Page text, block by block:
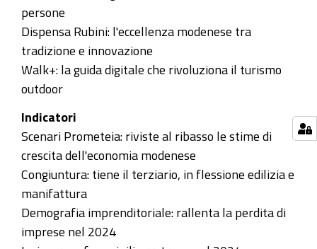
persone
Dispensa Rubini: l'eccellenza modenese tra
tradizione e innovazione
Walk+: la guida digitale che rivoluziona il turismo
outdoor
Indicatori
Scenari Prometeia: riviste al ribasso le stime di
crescita dell'economia modenese
Congiuntura: tiene il terziario, in flessione edilizia e
manifattura
Demografia imprenditoriale: rallenta la perdita di
imprese nel 2024